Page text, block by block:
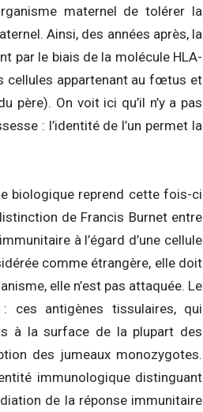
maternel de tolérer la
Ainsi, des années après, la
par le biais de la molécule HLA-
cellules appartenant au fœtus et
On voit ici qu’il n’y a pas
: l’identité de l’un permet la
biologique reprend cette fois-ci
de Francis Burnet entre
à l’égard d’une cellule
comme étrangère, elle doit
elle n’est pas attaquée. Le
ces antigènes tissulaires, qui
à la surface de la plupart des
des jumeaux monozygotes.
immunologique distinguant
de la réponse immunitaire